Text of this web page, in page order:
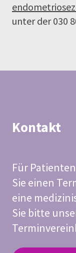
unter der 030
Kontakt
Für
Sie einen
eine
Sie bitte